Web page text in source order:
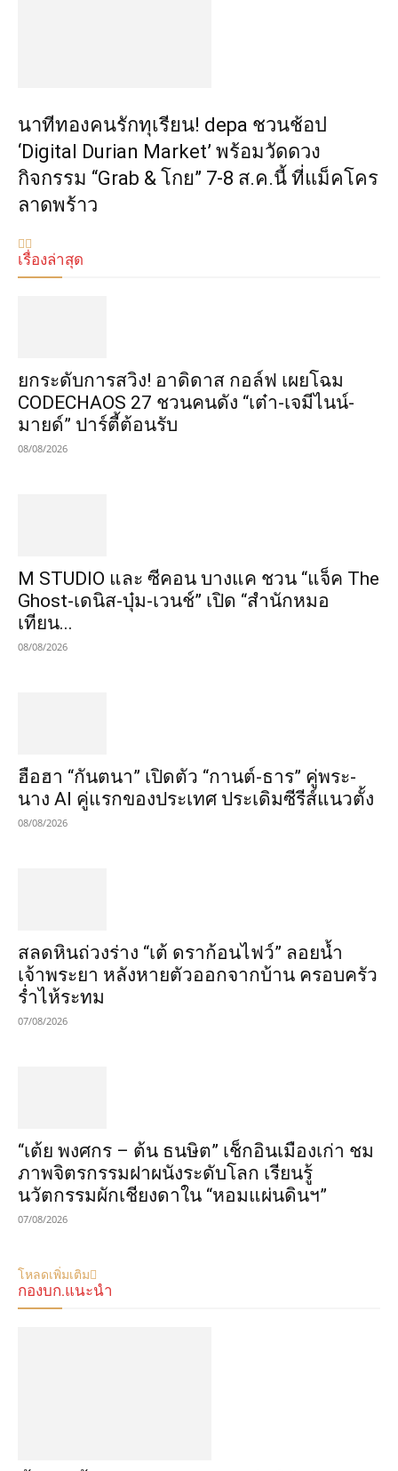
นาทีทองคนรักทุเรียน! depa ชวนช้อป
‘Digital Durian Market’ พร้อมวัดดวง
กิจกรรม “Grab & โกย” 7-8 ส.ค.นี้ ที่แม็คโคร
ลาดพร้าว
เรื่องล่าสุด
​ยกระดับการสวิง! อาดิดาส กอล์ฟ เผยโฉม
CODECHAOS 27 ชวนคนดัง “เต๋า-เจมีไนน์-
มายด์” ปาร์ตี้ต้อนรับ
08/08/2026
M STUDIO และ ซีคอน บางแค ชวน “แจ็ค The
Ghost-เดนิส-บุ๋ม-เวนช์” เปิด “สำนักหมอ
เทียน...
08/08/2026
ฮือฮา “กันตนา” เปิดตัว “กานต์-ธาร” คู่พระ-
นาง AI คู่แรกของประเทศ ประเดิมซีรีส์แนวตั้ง
08/08/2026
สลดหินถ่วงร่าง “เต้ ดราก้อนไฟว์” ลอยน้ำ
เจ้าพระยา หลังหายตัวออกจากบ้าน ครอบครัว
ร่ำไห้ระทม
07/08/2026
“เต้ย พงศกร – ต้น ธนษิต” เช็กอินเมืองเก่า ชม
ภาพจิตรกรรมฝาผนังระดับโลก เรียนรู้
นวัตกรรมผักเชียงดาใน “หอมแผ่นดินฯ”
07/08/2026
โหลดเพิ่มเติม
กองบก.แนะนำ